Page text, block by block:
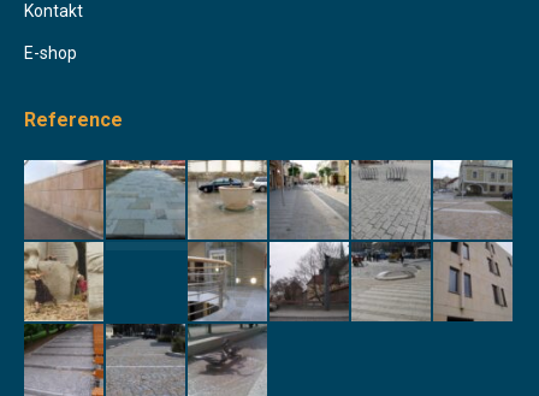
Kontakt
E-shop
Reference